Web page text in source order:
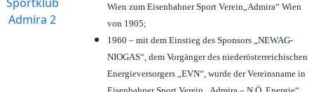
Wien zum Eisenbahner Sport Verein„Admira“ Wien
von 1905;
1960 – mit dem Einstieg des Sponsors „NEWAG-
NIOGAS“, dem Vorgänger des niederösterreichischen
Energieversorgers „EVN“, wurde der Vereinsname in